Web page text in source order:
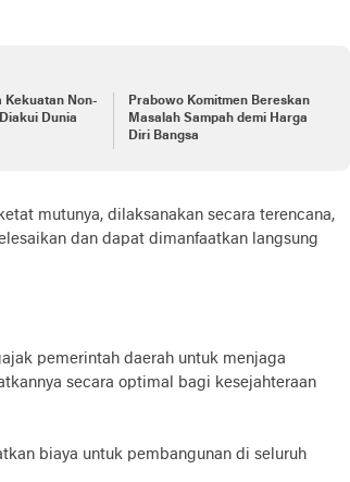
Kekuatan Non-
Dunia
Prabowo Komitmen Bereskan
Masalah Sampah demi Harga
Diri Bangsa
mutunya, dilaksanakan secara terencana,
dan dapat dimanfaatkan langsung
pemerintah daerah untuk menjaga
secara optimal bagi kesejahteraan
biaya untuk pembangunan di seluruh